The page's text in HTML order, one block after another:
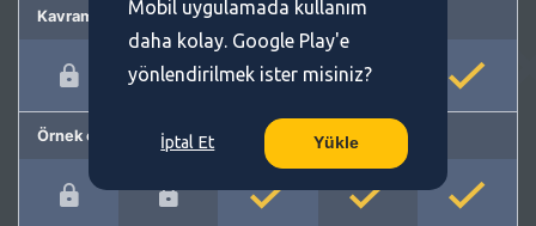
Kavram önerme
Örnek cümleler
Mobil uygulamada kullanım
daha kolay. Google Play'e
yönlendirilmek ister misiniz?
İptal Et Yükle